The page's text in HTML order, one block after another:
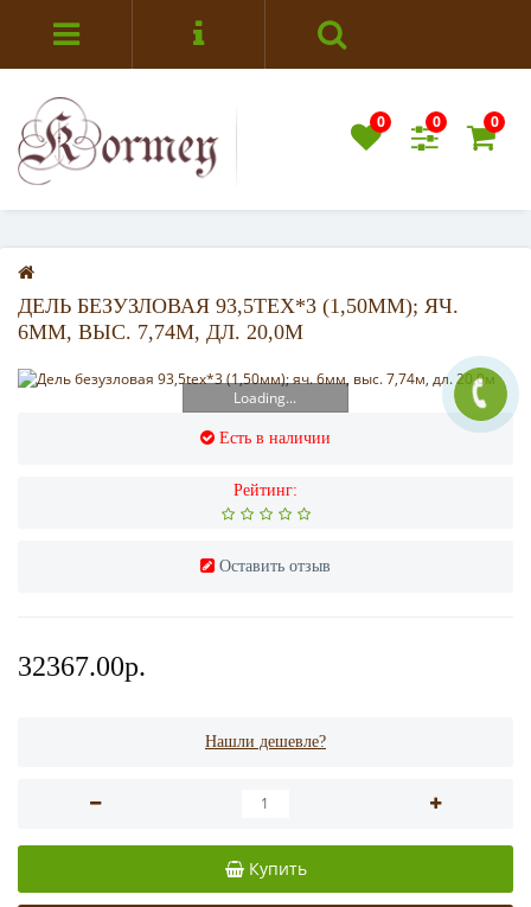
0 0 0
ДЕЛЬ БЕЗУЗЛОВАЯ 93,5TEX*3 (1,50ММ); ЯЧ.
6ММ, ВЫС. 7,74М, ДЛ. 20,0М
Loading...
Есть в наличии
Рейтинг:
Оставить отзыв
32367.00р.
Нашли дешевле?
Купить